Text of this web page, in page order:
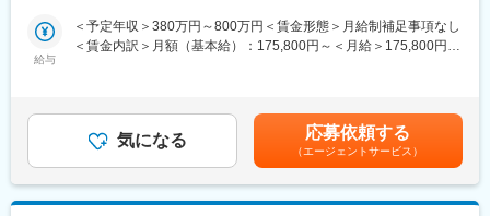
イドを持ち、スキルアップの意欲が高く、常に技術力の鍛錬を行
っています。時代に即した技術を身に着けることが出来、幅広い
定年までの長い時間軸で、給与や将来について不安を感じること
なく、仕事に集中できるように、「待遇面」での支援も充実して
おります。また、たとえ案件のない待機の状態であったとして
も、給与が下がる事はなく安心して就業できます。
■職務内容：
顧客先にて、C言語、C++、C#、アセンブラ等によるマイコン制
物家電等）／精密機器（先端医療機器、分析装置、測定機器等）
／生産機器（半導体製造装置、生産ラインロボット等）
■顧客例：主要取引先TOP10(2021年3月期)三菱重工業株式会社／
株式会社デンソーソニーセミコンダクタソリューションズ株式会
社／トヨタ自動車株式会社／パナソニック株式会社／株式会社ニ
給与
＜予定年収＞380万円～800万円＜賃金形態＞月給制補足事項なし
＜賃金内訳＞月額（基本給）：175,800円～＜月給＞175,800円～
額)は固定手当を含めた表記です。
気になる 応募依頼する
（エージェントサービス）